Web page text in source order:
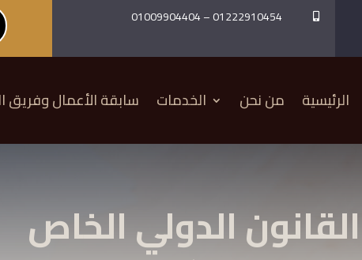

01222910454
–
01009904404
الرئيسية من نحن الخدمات سابقة الأعمال وفريق
القانون الدولي الخاص